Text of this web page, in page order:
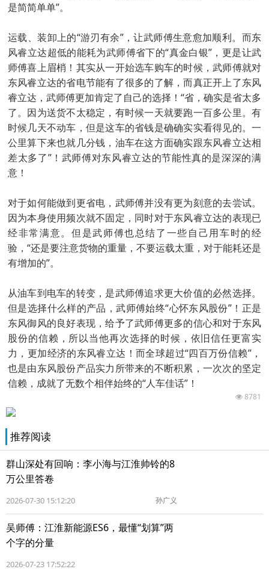
是简简单单”。
运载、装卸上的“游刃有余”，让武师傅生意愈加顺利。而东
风睿立达超低的能耗为武师傅省下的“真金白银”，更是让武
师傅喜上眉梢！其实从一开始选车购车的时候，武师傅就对
东风睿立达的省电节能有了很多的了解，而真正开上了东风
睿立达，武师傅更加肯定了自己的选择！“省，确实是省太多
了。因为送货不太稳定，有时候一天就要跑一百多公里。有
时候几天不动车，但是这车的省钱是确确实实看得见的。一
公里算下来也就几分钱，油车在这方面确实跟东风睿立达相
差太多了”！武师傅对东风睿立达的节能性真的是深深的满
意！
对于如何能做到更省电，武师傅并没有更为刻意的去尝试。
因为本身使用频次就不固定，同时对于东风睿立达的表现已
经非常满意。但是武师傅也总结了一些自己用车时的经
验，“还是要注意货物的重量，不要运载太重，对于能耗还是
有增加的”。
从油车到电车的转变，是武师傅追求更大价值的必然选择。
但是选择什么样的产品，武师傅始终“心怀东风股份”！正是
东风御风的良好表现，给予了武师傅更多的信心和对于东风
股份的信赖，所以当他再次选择的时候，依旧信任更富实
力，更加经济的东风睿立达！而全球超过“四百万份信赖”，
也是由东风股份产品实力所带来的不断积累，一次次的坚定
信赖，成就了无数个相伴始终的“人车佳话”！
8781
推荐阅读
群山深处有回响：李小海与江淮帅铃的8
万公里答卷
2026-07-30 15:12:20 孙广义
吴师傅：江淮新能源ES6，最懂“划算”两
个字的分量
2026-07-23 17:52:22